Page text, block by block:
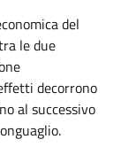
del
le due
decorrono
al successivo